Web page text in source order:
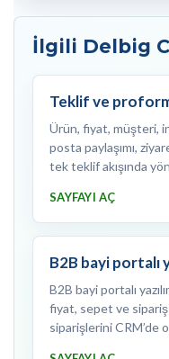
İlgili Delbig
Teklif ve
Ürün, fiyat, müşteri,
posta paylaşımı,
tek teklif akışında
SAYFAYI AÇ
B2B bayi portalı
B2B bayi portalı
fiyat, sepet ve
siparişlerini CRM’de